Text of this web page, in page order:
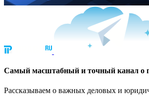
Cамый масштабный и точный канал о
Рассказываем о важных деловых и